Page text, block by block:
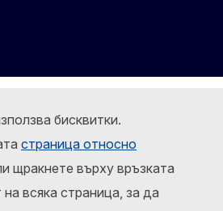
бисквитки.
страница относно
щракнете върху връзката
всяка страница, за да